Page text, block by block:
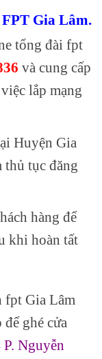
Gia Lâm.
tổng đài fpt
và cung cấp
lắp mạng
Huyện Gia
thủ tục đăng
hàng để
khi hoàn tất
fpt Gia Lâm
ghé cửa
P. Nguyễn